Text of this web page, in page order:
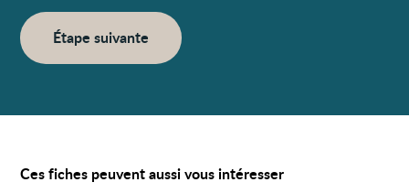
Étape suivante
Ces fiches peuvent aussi vous intéresser